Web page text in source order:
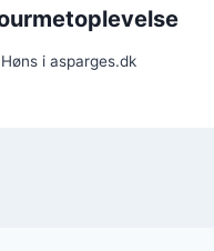
Høns i asparges.dk